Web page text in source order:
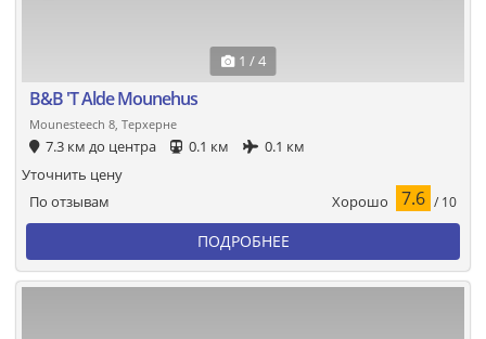
1 / 4
B&B 'T Alde Mounehus
Mounesteech 8, Терхерне
7.3 км до центра 0.1 км 0.1 км
По отзывам Хорошо 7.6 / 10
Уточнить цену
ПОДРОБНЕЕ